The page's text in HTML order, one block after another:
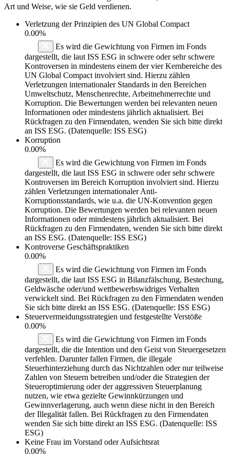
Art und Weise, wie sie Geld verdienen.
Verletzung der Prinzipien des UN Global Compact
0.00%
Es wird die Gewichtung von Firmen im Fonds
dargestellt, die laut ISS ESG in schwere oder sehr schwere
Kontroversen in mindestens einem der vier Kernbereiche des
UN Global Compact involviert sind. Hierzu zählen
Verletzungen internationaler Standards in den Bereichen
Umweltschutz, Menschenrechte, Arbeitnehmerrechte und
Korruption. Die Bewertungen werden bei relevanten neuen
Informationen oder mindestens jährlich aktualisiert. Bei
Rückfragen zu den Firmendaten, wenden Sie sich bitte direkt
an ISS ESG. (Datenquelle: ISS ESG)
Korruption
0.00%
Es wird die Gewichtung von Firmen im Fonds
dargestellt, die laut ISS ESG in schwere oder sehr schwere
Kontroversen im Bereich Korruption involviert sind. Hierzu
zählen Verletzungen internationaler Anti-
Korruptionsstandards, wie u.a. die UN-Konvention gegen
Korruption. Die Bewertungen werden bei relevanten neuen
Informationen oder mindestens jährlich aktualisiert. Bei
Rückfragen zu den Firmendaten, wenden Sie sich bitte direkt
an ISS ESG. (Datenquelle: ISS ESG)
Kontroverse Geschäftspraktiken
0.00%
Es wird die Gewichtung von Firmen im Fonds
dargestellt, die laut ISS ESG in Bilanzfälschung, Bestechung,
Geldwäsche oder/und wettbewerbswidriges Verhalten
verwickelt sind. Bei Rückfragen zu den Firmendaten wenden
Sie sich bitte direkt an ISS ESG. (Datenquelle: ISS ESG)
Steuervermeidungsstrategien und festgestellte Verstöße
0.00%
Es wird die Gewichtung von Firmen im Fonds
dargestellt, die die Intention und den Geist von Steuergesetzen
verfehlen. Darunter fallen Firmen, die illegale
Steuerhinterziehung durch das Nichtzahlen oder nur teilweise
Zahlen von Steuern betreiben und/oder die Strategien der
Steueroptimierung oder der aggressiven Steuerplanung
nutzen, wie etwa gezielte Gewinnkürzungen und
Gewinnverlagerung, auch wenn diese nicht in den Bereich
der Illegalität fallen. Bei Rückfragen zu den Firmendaten
wenden Sie sich bitte direkt an ISS ESG. (Datenquelle: ISS
ESG)
Keine Frau im Vorstand oder Aufsichtsrat
0.00%